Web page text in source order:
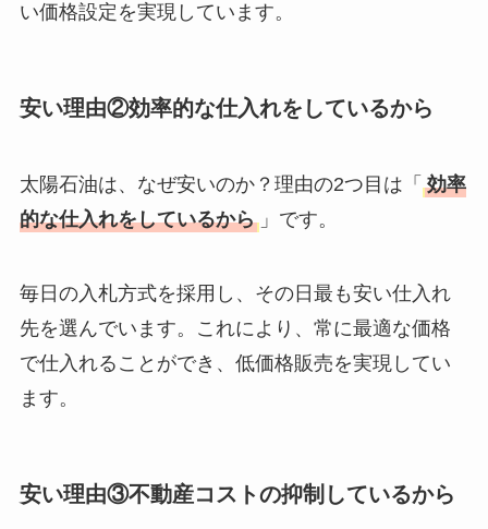
い価格設定を実現しています。
安い理由②効率的な仕入れをしているから
太陽石油は、なぜ安いのか？理由の2つ目は「 効率
的な仕入れをしているから 」です。
毎日の入札方式を採用し、その日最も安い仕入れ
先を選んでいます。これにより、常に最適な価格
で仕入れることができ、低価格販売を実現してい
ます。
安い理由③不動産コストの抑制しているから